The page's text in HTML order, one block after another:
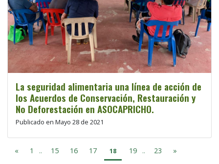
La seguridad alimentaria una línea de acción de
los Acuerdos de Conservación, Restauración y
No Deforestación en ASOCAPRICHO.
Publicado en Mayo 28 de 2021
« 1 .. 15 16 17 18 19 .. 23 »